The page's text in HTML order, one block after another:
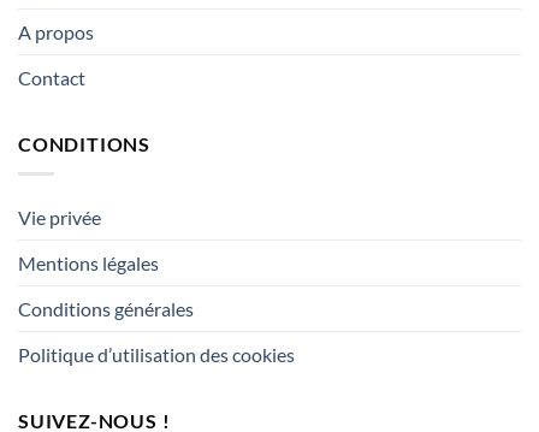
A propos
Contact
CONDITIONS
Vie privée
Mentions légales
Conditions générales
Politique d’utilisation des cookies
SUIVEZ-NOUS !